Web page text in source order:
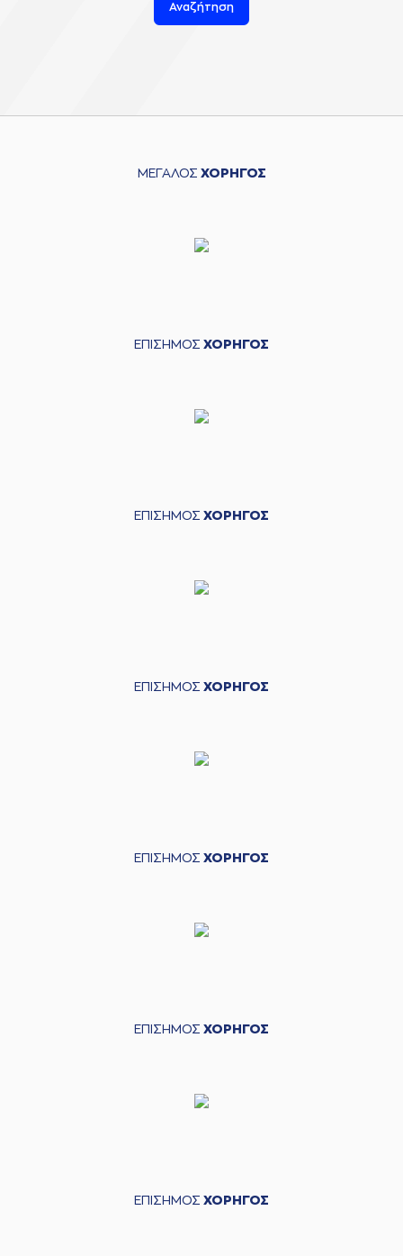
Αναζήτηση
ΜΕΓΑΛΟΣ ΧΟΡΗΓΟΣ
ΕΠΙΣΗΜΟΣ ΧΟΡΗΓΟΣ
ΕΠΙΣΗΜΟΣ ΧΟΡΗΓΟΣ
ΕΠΙΣΗΜΟΣ ΧΟΡΗΓΟΣ
ΕΠΙΣΗΜΟΣ ΧΟΡΗΓΟΣ
ΕΠΙΣΗΜΟΣ ΧΟΡΗΓΟΣ
ΕΠΙΣΗΜΟΣ ΧΟΡΗΓΟΣ